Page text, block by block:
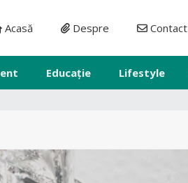
Acasă Despre Contact
Educație Lifestyle